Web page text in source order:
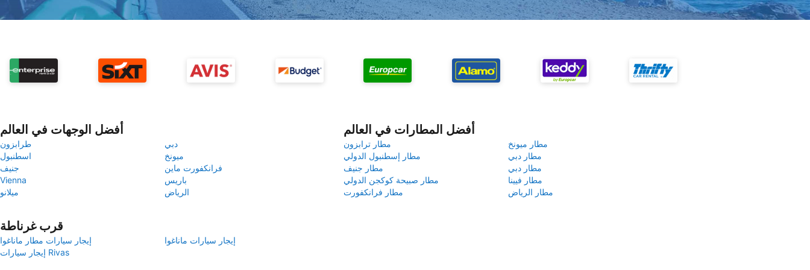
أفضل الوجهات في العالم
طرابزون
دبي
اسطنبول
ميونخ
جنيف
فرانكفورت ماين
Vienna
باريس
ميلانو
الرياض
أفضل المطارات في العالم
مطار ترابزون
مطار ميونخ
مطار إسطنبول الدولي
مطار دبي
مطار جنيف
مطار دبي
مطار صبيحة كوكجن الدولي
مطار فيينا
مطار فرانكفورت
مطار الرياض
قرب غرناطة
إيجار سيارات مطار ماناغوا
إيجار سيارات ماناغوا
إيجار سيارات Rivas